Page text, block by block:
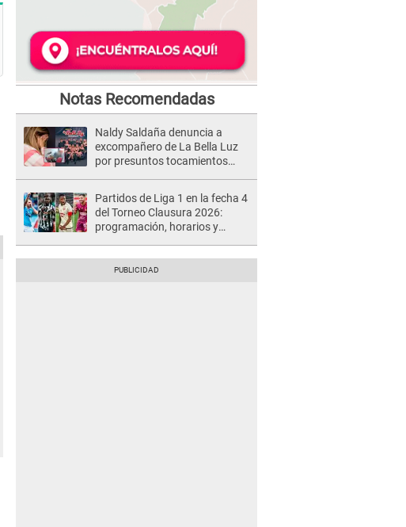
Notas Recomendadas
Naldy Saldaña denuncia a
excompañero de La Bella Luz
por presuntos tocamientos
Partidos de Liga 1 en la fecha 4
del Torneo Clausura 2026:
programación, horarios y